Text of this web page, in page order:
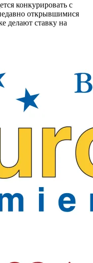
конкурировать с
открывшимися
делают ставку на